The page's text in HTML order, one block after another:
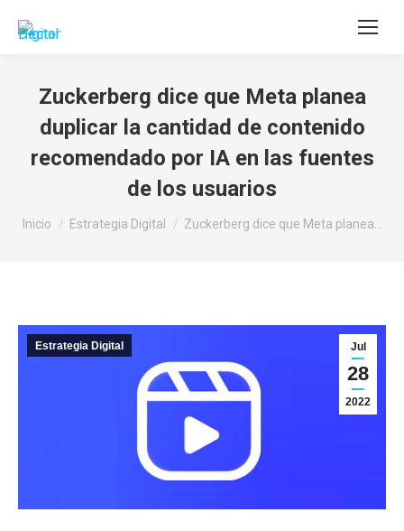
Buscar:
Zuckerberg dice que Meta planea
duplicar la cantidad de contenido
recomendado por IA en las fuentes
de los usuarios
Estás aquí:
Inicio Estrategia Digital Zuckerberg dice que Meta planea…
Jul
28
2022
Estrategia Digital